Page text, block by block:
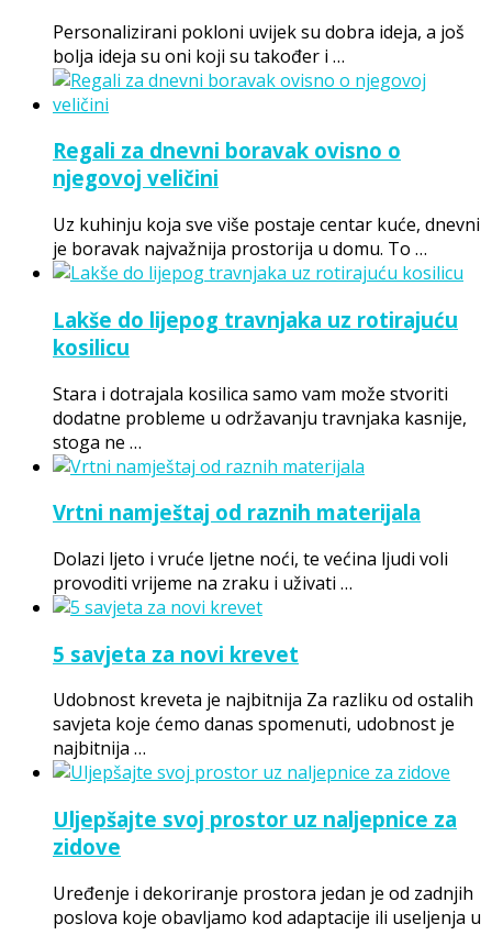
Personalizirani pokloni uvijek su dobra ideja, a još
bolja ideja su oni koji su također i …
Regali za dnevni boravak ovisno o
njegovoj veličini
Uz kuhinju koja sve više postaje centar kuće, dnevni
je boravak najvažnija prostorija u domu. To …
Lakše do lijepog travnjaka uz rotirajuću
kosilicu
Stara i dotrajala kosilica samo vam može stvoriti
dodatne probleme u održavanju travnjaka kasnije,
stoga ne …
Vrtni namještaj od raznih materijala
Dolazi ljeto i vruće ljetne noći, te većina ljudi voli
provoditi vrijeme na zraku i uživati …
5 savjeta za novi krevet
Udobnost kreveta je najbitnija Za razliku od ostalih
savjeta koje ćemo danas spomenuti, udobnost je
najbitnija …
Uljepšajte svoj prostor uz naljepnice za
zidove
Uređenje i dekoriranje prostora jedan je od zadnjih
poslova koje obavljamo kod adaptacije ili useljenja u